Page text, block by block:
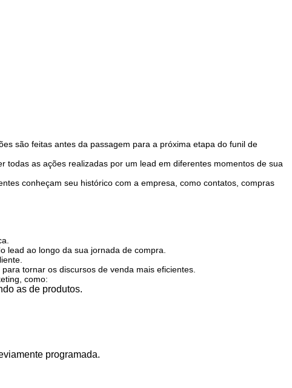
são feitas antes da passagem para a próxima etapa do funil de
as ações realizadas por um lead em diferentes momentos de sua
conheçam seu histórico com a empresa, como contatos, compras
lead ao longo da sua jornada de compra.
tornar os discursos de venda mais eficientes.
como:
as de produtos.
programada.